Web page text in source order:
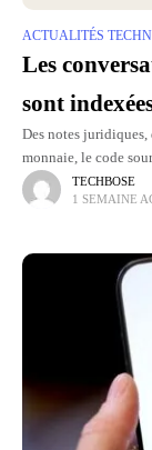
ACTUALITÉS
Les
sont
Des notes
monnaie, le code
discussions
à
TECHBOSE
1 SEMAINE